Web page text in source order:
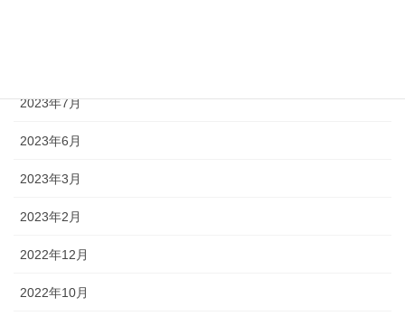
2023年7月
2023年6月
2023年3月
2023年2月
2022年12月
2022年10月